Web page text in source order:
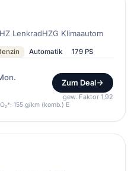
LenkradHZG Klimaautom
Automatik 179 PS
Zum Deal
gew. Faktor 1,92
155 g/km (komb.) E